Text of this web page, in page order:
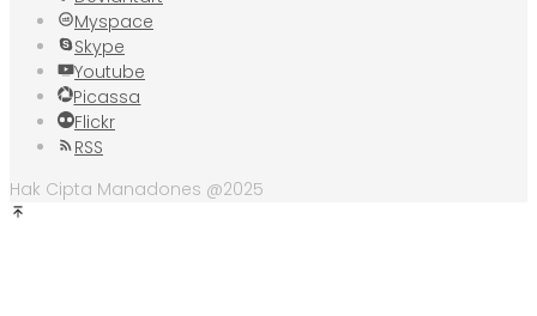
Myspace
Skype
Youtube
Picassa
Flickr
RSS
Hak Cipta Manadones @2025